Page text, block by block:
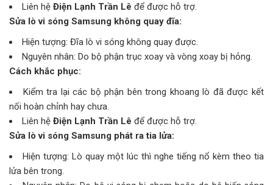
Liên hệ Điện Lạnh Trần Lê để được hỗ trợ.
Sửa lò vi sóng Samsung không quay đĩa:
Hiện tượng: Đĩa lò vi sóng không quay được.
Nguyên nhân: Do bộ phận trục xoay và vòng xoay bị hỏng.
Cách khắc phục:
Kiểm tra lại các bộ phận bên trong khoang lò đã được kết
nối hoàn chỉnh hay chưa.
Liên hệ Điện Lạnh Trần Lê để được hỗ trợ.
Sửa lò vi sóng Samsung phát ra tia lửa:
Hiện tượng: Lò quay một lúc thì nghe tiếng nổ kèm theo tia
lửa bên trong.